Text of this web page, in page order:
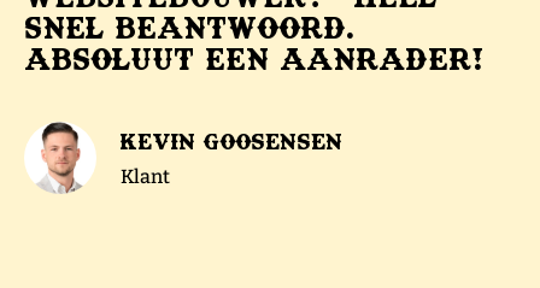
snel beantwoord.
Absoluut een aanrader!
Kevin Goosensen
Klant